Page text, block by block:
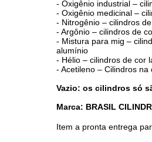
- Oxigênio industrial –
- Oxigênio medicinal –
- Nitrogênio – cilindros
- Argônio – cilindros de
- Mistura para mig –
alumínio
- Hélio – cilindros de cor
- Acetileno – Cilindros na
Vazio: os cilindros só
Marca: BRASIL
Item a pronta entrega